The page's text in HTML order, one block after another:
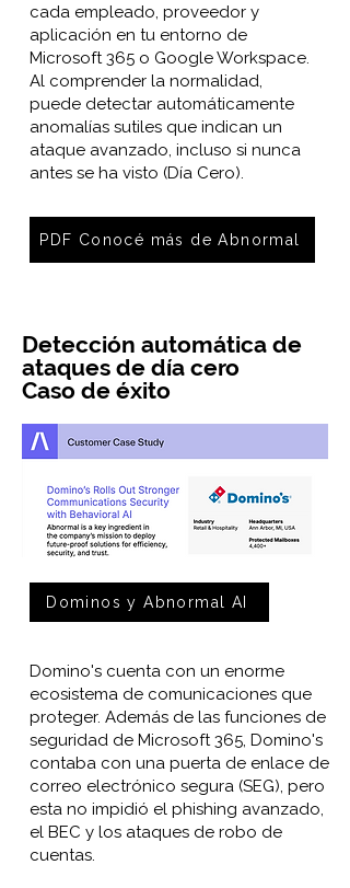
cada empleado, proveedor y
aplicación en tu entorno de
Microsoft 365 o Google Workspace.
Al comprender la normalidad,
puede detectar automáticamente
anomalías sutiles que indican un
ataque avanzado, incluso si nunca
antes se ha visto (Día Cero).
PDF Conocé más de Abnormal
Detección automática de
ataques de día cero
Caso de éxito
Dominos y Abnormal AI
Domino's cuenta con un enorme
ecosistema de comunicaciones que
proteger. Además de las funciones de
seguridad de Microsoft 365, Domino's
contaba con una puerta de enlace de
correo electrónico segura (SEG), pero
esta no impidió el phishing avanzado,
el BEC y los ataques de robo de
cuentas.